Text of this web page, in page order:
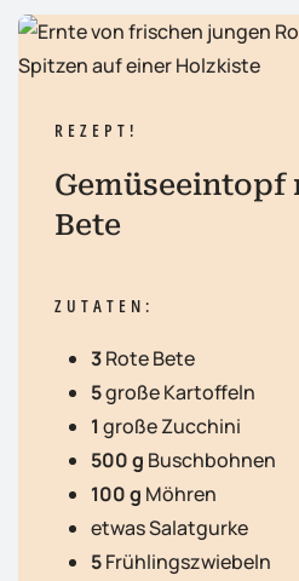
REZEPT!
Gemüseeintopf
Bete
ZUTATEN:
3Rote Bete
5große Kartoffeln
1 große Zucchini
500 g Buschbohnen
100 g Möhren
etwas Salatgurke
5Frühlingszwiebeln